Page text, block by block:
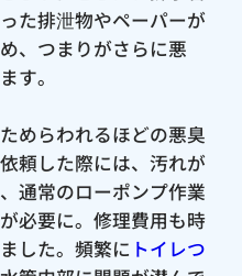
た排泄物やペーパーが
、つまりがさらに悪
す。
めらわれるほどの悪臭
頼した際には、汚れが
通常のローポンプ作業
必要に。修理費用も時
した。頻繁に トイレつ